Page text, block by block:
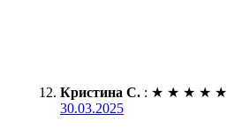
Кристина С. : ★ ★ ★ ★ ★
30.03.2025